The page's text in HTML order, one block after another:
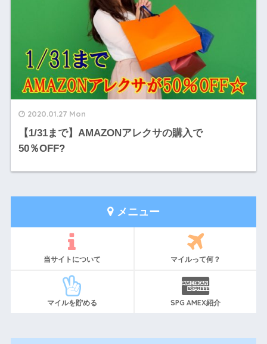
2020.01.27 Mon
【1/31まで】AMAZONアレクサの購入で
50％OFF?
メニュー
当サイトについて マイルって何？
マイルを貯める SPG AMEX紹介